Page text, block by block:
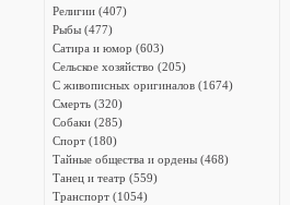
Религии (407)
Рыбы (477)
Сатира и юмор (603)
Сельское хозяйство (205)
С живописных оригиналов (1674)
Смерть (320)
Собаки (285)
Спорт (180)
Тайные общества и ордены (468)
Танец и театр (559)
Транспорт (1054)